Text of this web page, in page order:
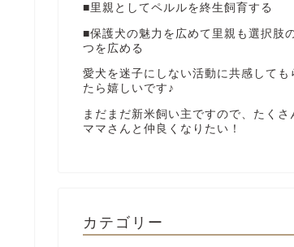
■里親としてペルルを終生飼育する
■保護犬の魅力を広めて里親も選択肢
つを広める
愛犬を迷子にしない活動に共感しても
たら嬉しいです♪
まだまだ新米飼い主ですので、たくさ
ママさんと仲良くなりたい！
カテゴリー